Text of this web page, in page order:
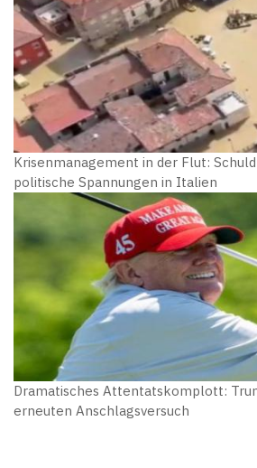
Krisenmanagement in der Flut:
politische Spannungen in Italien
Dramatisches Attentatskomplott:
erneuten Anschlagsversuch